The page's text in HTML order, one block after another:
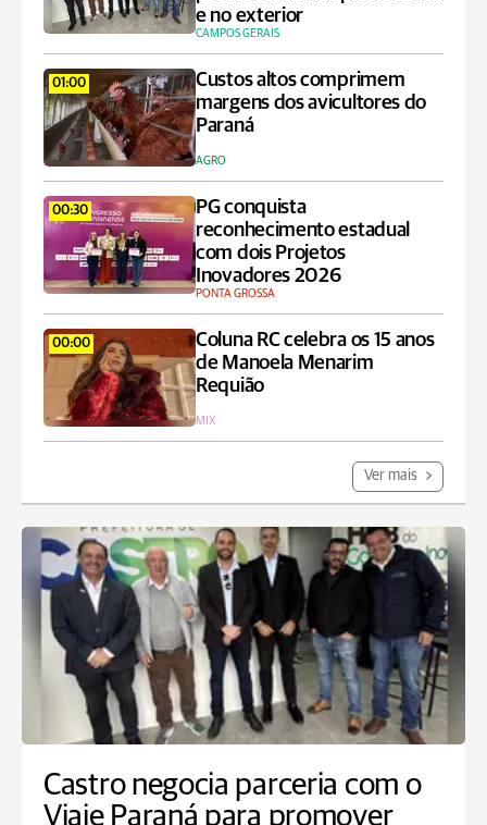
e no exterior
CAMPOS GERAIS
01:00
Custos altos comprimem
margens dos avicultores do
Paraná
AGRO
00:30
PG conquista
reconhecimento estadual
com dois Projetos
Inovadores 2026
PONTA GROSSA
00:00
Coluna RC celebra os 15 anos
de Manoela Menarim
Requião
MIX
Ver mais
Castro negocia parceria com o
Viaje Paraná para promover